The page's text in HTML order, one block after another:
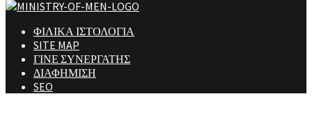
ΦΙΛΙΚΑ ΙΣΤΟΛΟΓΙΑ
SITE MAP
ΓΙΝΕ ΣΥΝΕΡΓΑΤΗΣ
ΔΙΑΦΗΜΙΣΗ
SEO